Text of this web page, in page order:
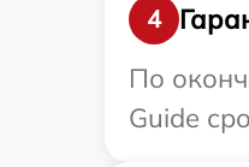
4
По
Guide